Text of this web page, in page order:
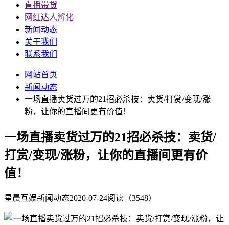
直播带货
网红达人孵化
新闻动态
关于我们
联系我们
网站首页
新闻动态
一场直播卖货过万的21招必杀技：卖货/打赏/变现/涨
粉，让你的直播间更有价值！
一场直播卖货过万的21招必杀技：卖货/
打赏/变现/涨粉，让你的直播间更有价
值！
星晨互娱新闻动态2020-07-24阅读（3548）